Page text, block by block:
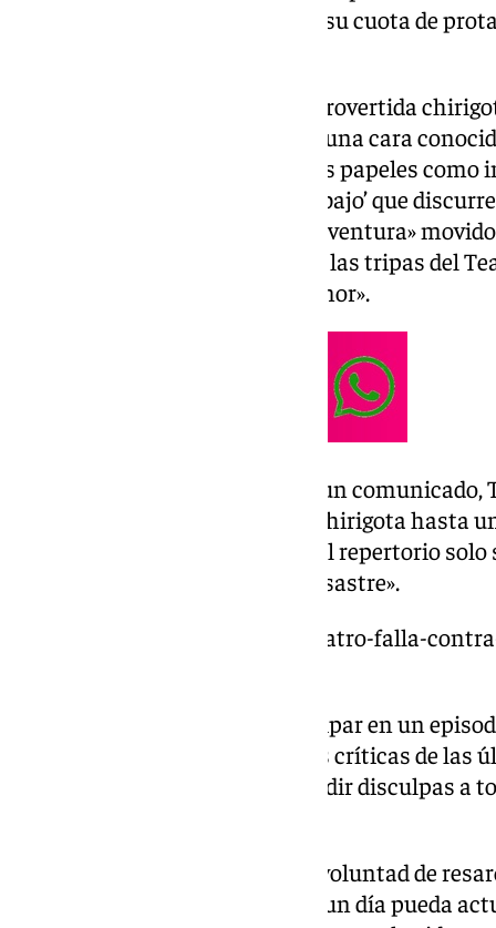
como el vasco Óscar Terol tuvo su cuota de
Entre los integrantes de la controvertida
Vox Katy Balber, se encontraba una cara
Óscar Terol. Reconocible por sus papeles
‘Vaya Semanita’ o la serie ‘Allí abajo’ que
el cómico se embarcó en esta «aventura»
por la ilusión de estar dentro de las tripas del
en la meca del ingenio y del humor».
Según ha explicado a través de un
personas que conformaban la chirigota hasta
Y no solamente eso, sino que del repertorio
por los cuales se vio venir «el desastre».
https://www.101tv.es/motin-teatro-falla-
El humorista, que llegó a participar en un
Serrano’, ha salido al paso de las críticas de
disculpas al público: «Quiero pedir disculpas a
Además, Terol ha mostrado su voluntad de
actuación: «Me encantaría que un día pueda